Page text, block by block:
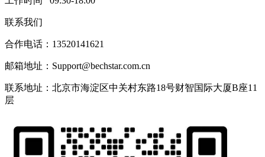
联系我们
合作电话：13520141621
邮箱地址：Support@bechstar.com.cn
联系地址：北京市海淀区中关村东路18号财智国际大厦B座11
层